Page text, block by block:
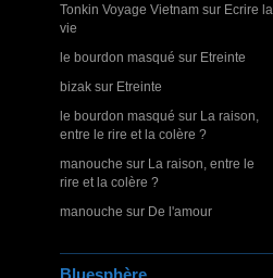
Tonkin Voyage Vietnam sur Ecrire la
vie
le bourdon masqué sur Etreinte
bizak sur Etreinte
le bourdon masqué sur La raison,
entre le rire et la colère ?
manouche sur La raison, entre le
rire et la colère ?
manouche sur De l'amour
Bluesphère